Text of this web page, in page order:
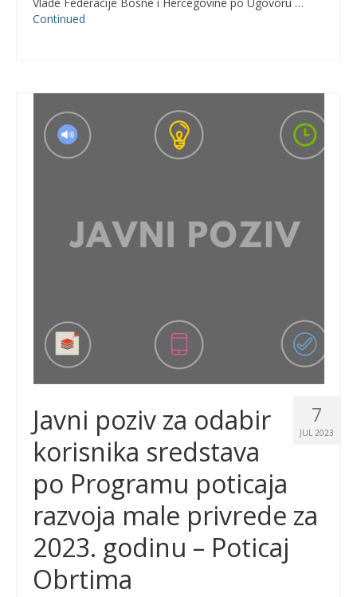
Continued
7
JUL 2023
Javni poziv za odabir
korisnika sredstava
po Programu poticaja
razvoja male privrede za
2023. godinu – Poticaj
Obrtima